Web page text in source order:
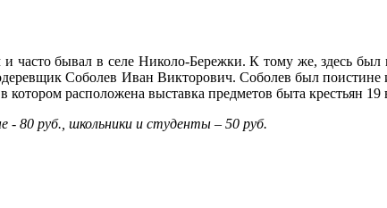
часто бывал в селе Николо-Бережки. К тому же, здесь был
Соболев Иван Викторович. Соболев был поистине
котором расположена выставка предметов быта крестьян 19
- 80 руб., школьники и студенты – 50 руб.